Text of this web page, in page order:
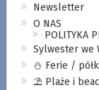
Newsletter
O NAS
POLITYKA
Sylwester we
⛄️ Ferie /
⛱️ Plaże i